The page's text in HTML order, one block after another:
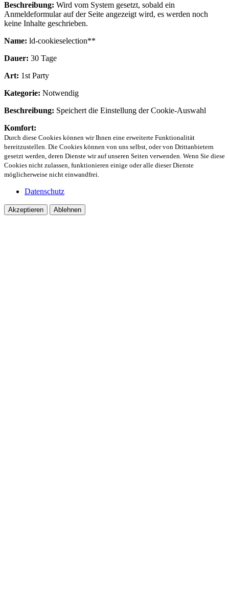
Beschreibung: Wird vom System gesetzt, sobald ein
Anmeldeformular auf der Seite angezeigt wird, es werden noch
keine Inhalte geschrieben.
Name: ld-cookieselection**
Dauer: 30 Tage
Art: 1st Party
Kategorie: Notwendig
Beschreibung: Speichert die Einstellung der Cookie-Auswahl
Komfort:
Durch diese Cookies können wir Ihnen eine erweiterte Funktionalität
bereitzustellen. Die Cookies können von uns selbst, oder von Drittanbietern
gesetzt werden, deren Dienste wir auf unseren Seiten verwenden. Wenn Sie diese
Cookies nicht zulassen, funktionieren einige oder alle dieser Dienste
möglicherweise nicht einwandfrei.
Datenschutz
Akzeptieren Ablehnen